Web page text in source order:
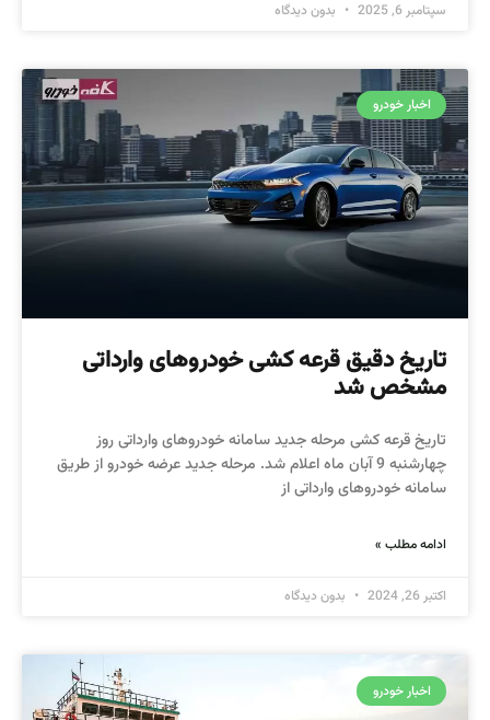
سپتامبر 6, 2025 بدون دیدگاه
اخبار خودرو
تاریخ دقیق قرعه کشی خودروهای وارداتی
مشخص شد
تاریخ قرعه کشی مرحله جدید سامانه خودروهای وارداتی روز
چهارشنبه 9 آبان ماه اعلام شد. مرحله جدید عرضه خودرو از طریق
سامانه خودروهای وارداتی از
ادامه مطلب »
اکتبر 26, 2024 بدون دیدگاه
اخبار خودرو